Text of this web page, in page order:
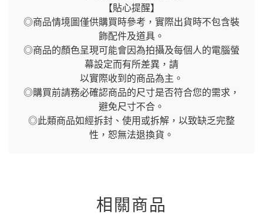
【貼心提醒】
◎商品情境圖僅供購買時參考，實際出貨時不包含裝
飾配件及道具。
◎商品的顏色呈現可能會因為拍攝及每個人的電腦螢
幕設定而有所差異，請
以實際收到的商品為主。
◎購買前請務必確認商品的尺寸是否符合您的需求，
避免尺寸不合。
◎此類商品如經拆封、使用或拆解，以致缺乏完整
性，恕無法退換貨。
相關商品